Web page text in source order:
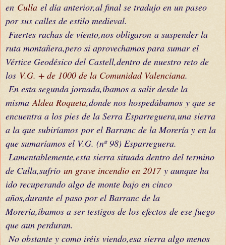
en Culla el día anterior,al final se tradujo en un paseo
por sus calles de estilo medieval.
Fuertes rachas de viento,nos obligaron a suspender la
ruta montañera,pero si aprovechamos para sumar el
Vértice Geodésico del Castell,dentro de nuestro reto de
los V.G. + de 1000 de la Comunidad Valenciana.
En esta segunda jornada,íbamos a salir desde la
misma Aldea Roqueta,donde nos hospedábamos y que se
encuentra a los pies de la Serra Esparreguera,una sierra
a la que subiríamos por el Barranc de la Morería y en la
que sumaríamos el V.G. (nº 98) Esparreguera.
Lamentablemente,esta sierra situada dentro del termino
de Culla,sufrío un grave incendio en 2017y aunque ha
ido recuperando algo de monte bajo en cinco
años,durante el paso por el Barranc de la
Morería,íbamos a ser testigos de los efectos de ese fuego
que aun perduran.
No obstante y como iréis viendo,esa sierra algo menos